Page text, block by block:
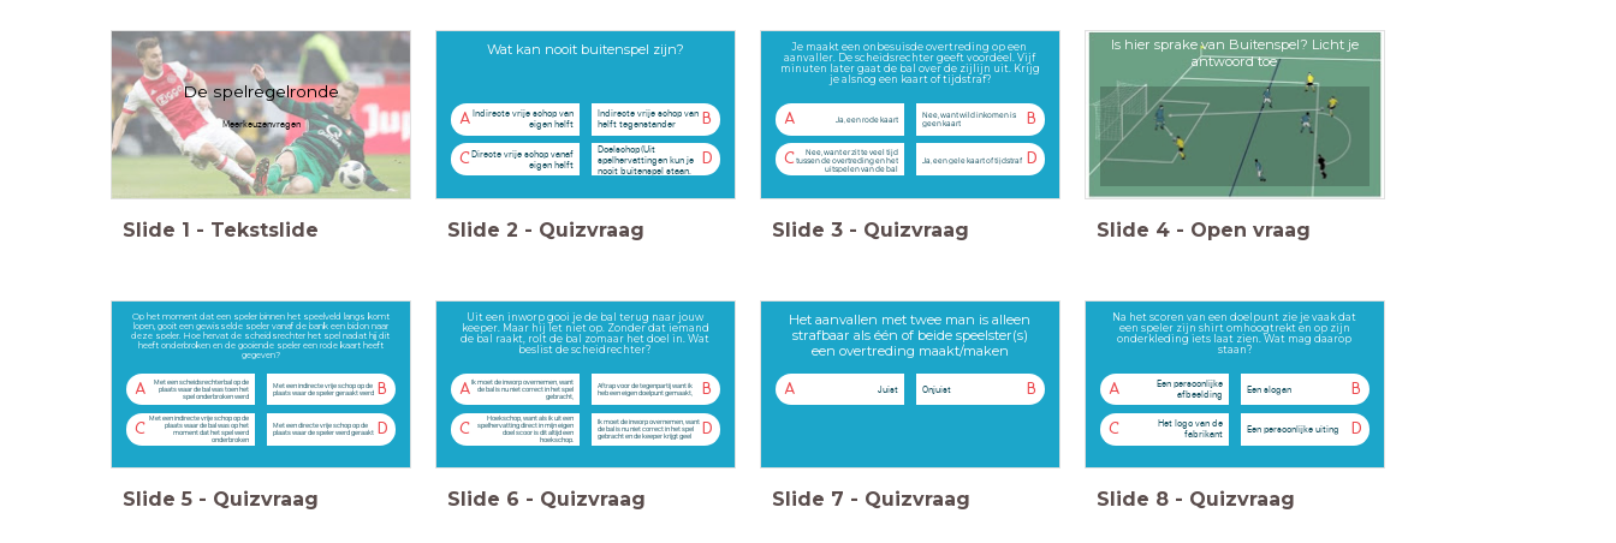
De spelregelronde
Meerkeuzenvragen
Slide 1 - Tekstslide
Wat kan nooit buitenspel zijn?
A Indirecte vrije schop van
eigen helft
B
Indirecte vrije schop van
helft tegenstander
C Directe vrije schop vanaf
eigen helft
D
Doelschop (Uit
spelhervattingen kun je
nooit buitenspel staan​.
Slide 2 - Quizvraag
Je maakt een onbesuisde overtreding op een
aanvaller. De scheidsrechter geeft voordeel. Vijf
minuten later gaat de bal over de zijlijn uit. Krijg
je alsnog een kaart of tijdstraf?
A Ja, een rode kaart B
Nee, want wild inkomen is
geen kaart
C
Nee, want er zit te veel tijd
tussen de overtreding en het
uitspelen van de bal
D
Ja, een gele kaart of tijdstraf
Slide 3 - Quizvraag
Is hier sprake van Buitenspel? Licht je
antwoord toe
Slide 4 - Open vraag
Op het moment dat een speler binnen het speelveld langs komt
lopen, gooit een gewisselde speler vanaf de bank een bidon naar
deze speler. Hoe hervat de scheidsrechter het spel nadat hij dit
heeft onderbroken en de gooiende speler een rode kaart heeft
gegeven?
A
Met een scheidsrechterbal op de
plaats waar de bal was toen het
spel onderbroken werd
B
Met een indirecte vrije schop op de
plaats waar de speler geraakt werd
C
Met een indirecte vrije schop op de
plaats waar de bal was op het
moment dat het spel werd
onderbroken
D
Met een directe vrije schop op de
plaats waar de speler werd geraakt ​
Slide 5 - Quizvraag
Uit een inworp gooi je de bal terug naar jouw
keeper. Maar hij let niet op. Zonder dat iemand
de bal raakt, rolt de bal zomaar het doel in. Wat
beslist de scheidrechter?
A Ik moet de inworp overnemen, want
de bal is nu niet correct in het spel
gebracht,
B
Aftrap voor de tegenpartij want ik
heb een eigen doelpunt gemaakt,
C
Hoekschop, want als ik uit een
spelhervatting direct in mijn eigen
doel scoor is dit altijd een
hoekschop.
D
Ik moet de inworp overnemen, want
de bal is nu niet correct in het spel
gebracht en de keeper krijgt geel
Slide 6 - Quizvraag
Het aanvallen met twee man is alleen
strafbaar als één of beide speelster(s)
een overtreding maakt/maken
A Juist B
Onjuist
Slide 7 - Quizvraag
Na het scoren van een doelpunt zie je vaak dat
een speler zijn shirt omhoogtrekt en op zijn
onderkleding iets laat zien. Wat mag daarop
staan?
A
Een persoonlijke
afbeelding
B
Een slogan
C
Het logo van de
fabrikant
D
Een persoonlijke uiting
Slide 8 - Quizvraag